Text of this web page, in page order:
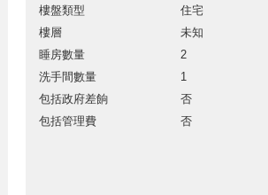
樓盤類型
住宅
樓層
未知
睡房數量
2
洗手間數量
1
包括政府差餉
否
包括管理費
否